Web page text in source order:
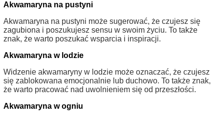
Akwamaryna na pustyni
Akwamaryna na pustyni może sugerować, że czujesz się
zagubiona i poszukujesz sensu w swoim życiu. To także
znak, że warto poszukać wsparcia i inspiracji.
Akwamaryna w lodzie
Widzenie akwamaryny w lodzie może oznaczać, że czujesz
się zablokowana emocjonalnie lub duchowo. To także znak,
że warto pracować nad uwolnieniem się od przeszłości.
Akwamaryna w ogniu